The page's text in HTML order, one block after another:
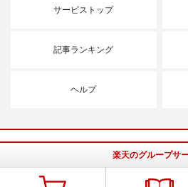
サービストップ
記事ランキング
ヘルプ
楽天のグループサ